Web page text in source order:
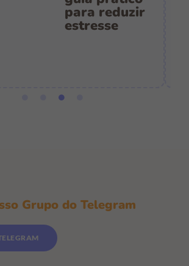
para reduzir
estresse
Grupo do Telegram